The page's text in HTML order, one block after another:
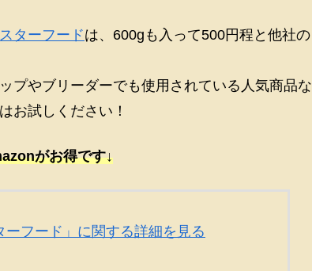
ターフードは、600gも入って500円程と他社の
プやブリーダーでも使用されている人気商品な
お試しください！
がお得です↓
フード」に関する詳細を見る